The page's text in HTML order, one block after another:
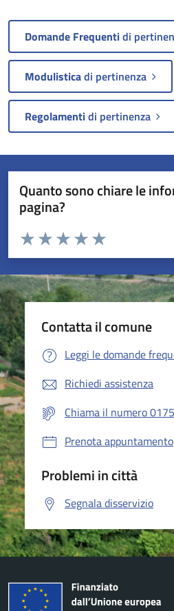
Domande Frequentidi
Modulisticadi pertinenza
Regolamentidi pertinenza
Quanto sono chiare le
pagina?
Valuta da 1 a 5 stelle la pagina
Valuta 5 stelle su
Valuta 4 stelle su 5
Valuta 3 stelle su 5
Valuta 2 stelle su 5
Valuta 1 stelle su 5
Contatta il comune
Leggi le domande
Richiedi assistenza
Chiama il numero
Prenota appuntamento
Problemi in città
Segnala disservizio